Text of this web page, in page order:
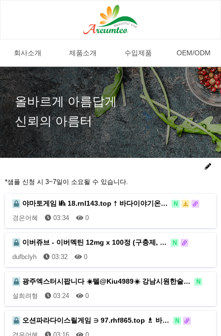
회사소개 제품소개 수입제품 OEM/ODM
올바르게 아름답게
신뢰의 아름터
*샘플 신청 시 3~7일이 소요될 수 있습니다.
야마토게임 ㎫ 18.rnl143.top † 바다이야기온… N
경은어혜 03:34 0
이버쥬브 - 이버멕틴 12mg x 100정 (구충제, … N
dufbclyh 03:32 0
광주엑스터시팝니다 ☀️텔@Kiu4989☀️ 강남시원한술… N
설희려형 03:24 0
오션파라다이스릴게임 ∋ 97.rhf865.top ♗ 바… N